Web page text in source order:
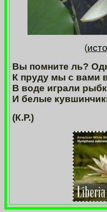
(
Вы помните ль?
К пруду мы с вами
В воде играли
И белые
(К.Р.)